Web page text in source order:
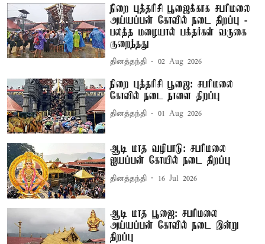
நிறை புத்தரிசி பூஜைக்காக சபரிமலை
அய்யப்பன் கோவில் நடை திறப்பு -
பலத்த மழையால் பக்தர்கள் வருகை
குறைந்தது
தினத்தந்தி 02 Aug 2026
நிறை புத்தரிசி பூஜை: சபரிமலை
கோவில் நடை நாளை திறப்பு
தினத்தந்தி 01 Aug 2026
ஆடி மாத வழிபாடு: சபரிமலை
ஐயப்பன் கோயில் நடை திறப்பு
தினத்தந்தி 16 Jul 2026
ஆடி மாத பூஜை: சபரிமலை
அய்யப்பன் கோவில் நடை இன்று
திறப்பு